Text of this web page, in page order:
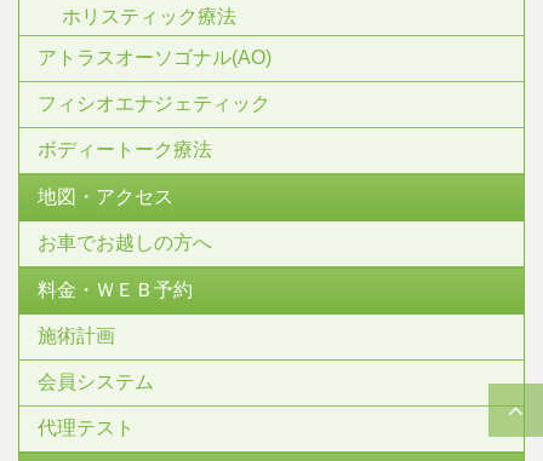
ホリスティック療法
アトラスオーソゴナル(AO)
フィシオエナジェティック
ボディートーク療法
地図・アクセス
お車でお越しの方へ
料金・ＷＥＢ予約
施術計画
会員システム
代理テスト